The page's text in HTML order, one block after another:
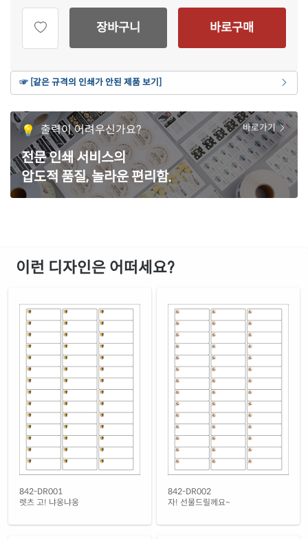
CL842Y-DR005
잉크젯, 레이저 겸용
재질 설명
재질 설명
빨간색 모조
CL842TR-DR005잉크젯, 레이저 겸용
보라색 모조
CL842TV-DR005잉크젯, 레이저 겸용
재질 설명
노란색 모조
CL842TY-DR005잉크젯, 레이저 겸용
재질 설명
CJ842WU-DR005
잉크젯 전용
흰색 광택 레이저
CL842LG-DR005
레이저 전용
재질 설명
흰색 광택 시치미 레이저
RV842LG-DR005레이저 전용
재질 설명
흰색(50μm) 광택 방수 레이저
CL842WP-DR005
레이저 전용
재질 설명
흰색 무광 방수 레이저
CL842MP-DR005
레이저 전용
재질 설명
투명(25μm) 방수 레이저
CL842TT-DR005
레이저 전용
장바구니 바로구매
☞ [같은 규격의 인쇄가 안된 제품 보기]
출력이 어려우신가요?
전문 인쇄 서비스의
압도적 품질, 놀라운 편리함.
바로가기
이런 디자인은 어떠세요?
842-DR001
렛츠 고! 냐옹냐옹
842-DR002
자! 선물드릴께요~